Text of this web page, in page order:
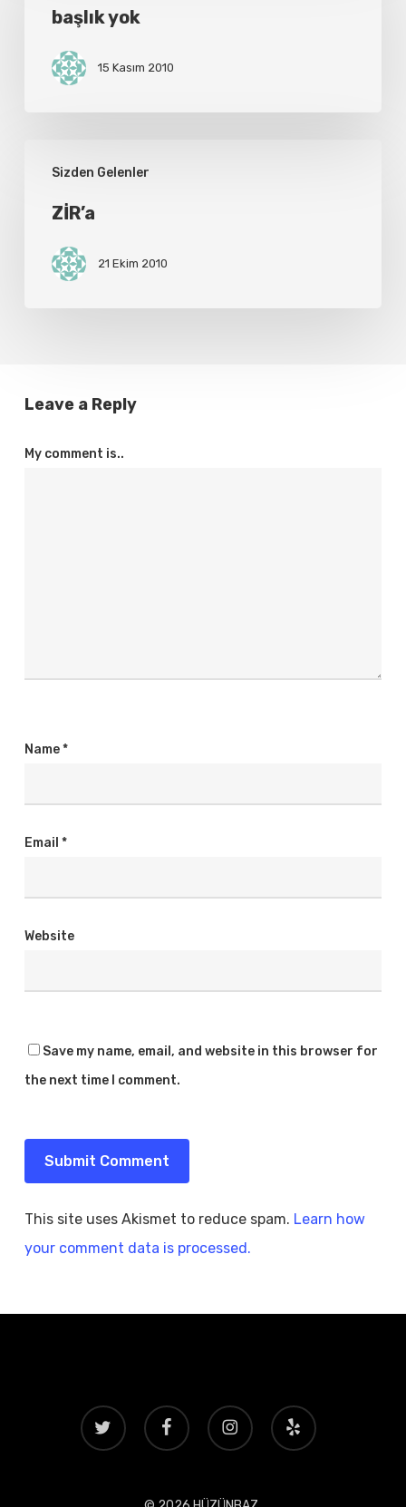
başlık yok
15 Kasım 2010
Sizden Gelenler
ZİR’a
21 Ekim 2010
Leave a Reply
My comment is..
Name*
Email *
Website
Save my name, email, and website in this browser for
the next time I comment.
This site uses Akismet to reduce spam. Learn how
your comment data is processed.
twitter facebook instagram yelp